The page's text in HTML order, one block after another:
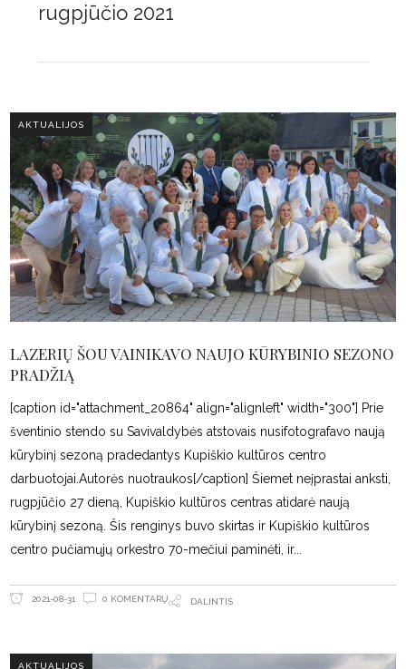
rugpjūčio 2021
AKTUALIJOS
LAZERIŲ ŠOU VAINIKAVO NAUJO KŪRYBINIO SEZONO
PRADŽIĄ
[caption id="attachment_20864" align="alignleft" width="300"] Prie
šventinio stendo su Savivaldybės atstovais nusifotografavo naują
kūrybinį sezoną pradedantys Kupiškio kultūros centro
darbuotojai.Autorės nuotraukos[/caption] Šiemet neįprastai anksti,
rugpjūčio 27 dieną, Kupiškio kultūros centras atidarė naują
kūrybinį sezoną. Šis renginys buvo skirtas ir Kupiškio kultūros
centro pučiamųjų orkestro 70-mečiui paminėti, ir
2021-08-31 0 KOMENTARŲ DALINTIS
AKTUALIJOS